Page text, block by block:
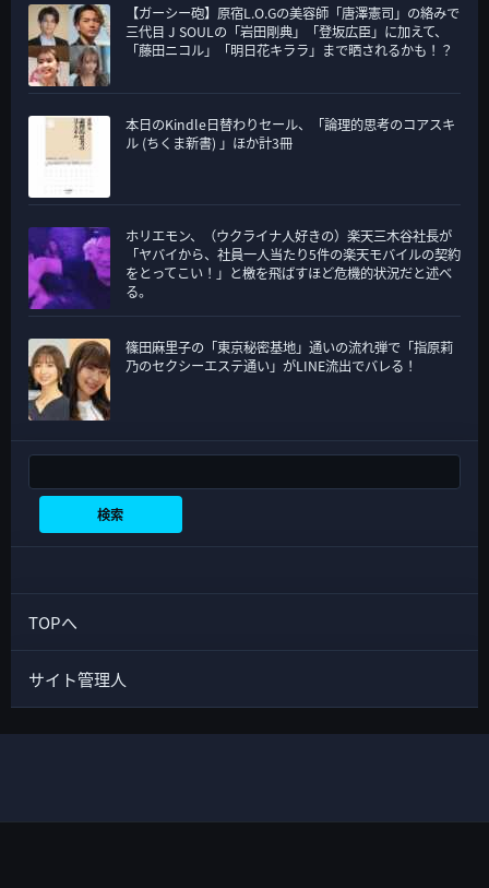
【ガーシー砲】原宿L.O.Gの美容師「唐澤憲司」の絡みで
三代目 J SOULの「岩田剛典」「登坂広臣」に加えて、
「藤田ニコル」「明日花キララ」まで晒されるかも！？
本日のKindle日替わりセール、「論理的思考のコアスキ
ル (ちくま新書) 」ほか計3冊
ホリエモン、（ウクライナ人好きの）楽天三木谷社長が
「ヤバイから、社員一人当たり5件の楽天モバイルの契約
をとってこい！」と檄を飛ばすほど危機的状況だと述べ
る。
篠田麻里子の「東京秘密基地」通いの流れ弾で「指原莉
乃のセクシーエステ通い」がLINE流出でバレる！
検索
TOPへ
サイト管理人